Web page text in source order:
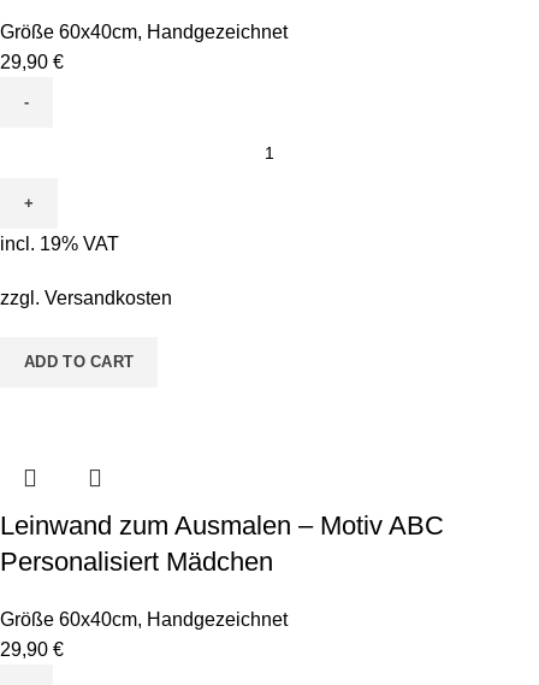
Größe 60x40cm, Handgezeichnet
29,90 €
Ausmalen
-
Toni
quantity
incl. 19% VAT
zzgl. Versandkosten
ADD TO CART
Leinwand zum Ausmalen – Motiv ABC
Personalisiert Mädchen
Größe 60x40cm, Handgezeichnet
29,90 €